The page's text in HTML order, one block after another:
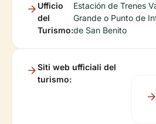
Ufficio
del
Turismo:
Estación de Trenes
Grande o Punto de
de San Benito
Siti web ufficiali del
turismo: